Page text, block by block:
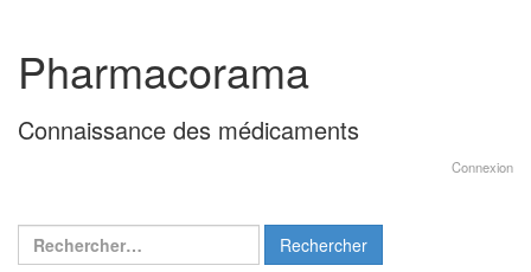
contenu
menu
principal
Pharmacorama
Connaissance des médicaments
Connexion
Rechercher :